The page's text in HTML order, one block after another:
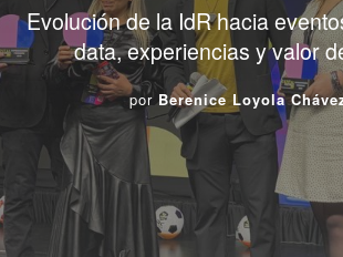
Evolución de la IdR hacia
data, experiencias y valor
por Berenice Loyola